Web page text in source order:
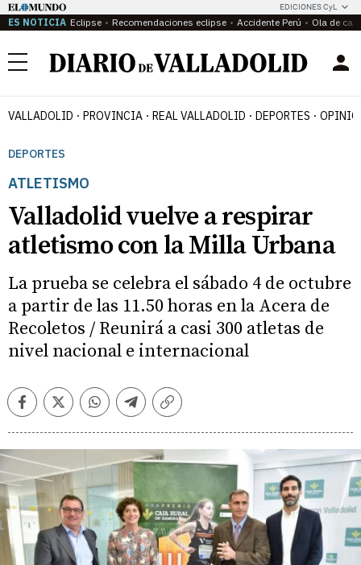
EDICIONES CyL
ES NOTICIA Eclipse Recomendaciones eclipse Accidente Perú Ola de
Menú
VALLADOLID PROVINCIA REAL VALLADOLID DEPORTES
DEPORTES
ATLETISMO
Valladolid vuelve a respirar
atletismo con la Milla Urbana
La prueba se celebra el sábado 4 de octubre
a partir de las 11.50 horas en la Acera de
Recoletos / Reunirá a casi 300 atletas de
nivel nacional e internacional
FacebookTwitterWhatsappTelegramCopiar